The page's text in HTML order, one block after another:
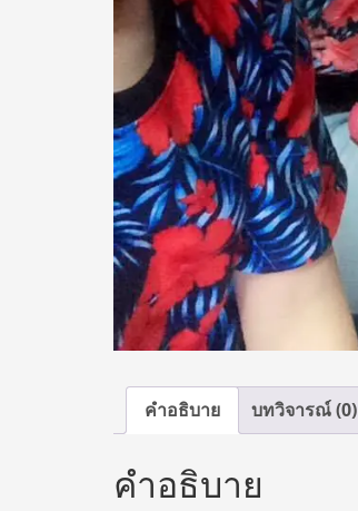
คำอธิบาย บทวิจารณ์ (0)
คำอธิบาย